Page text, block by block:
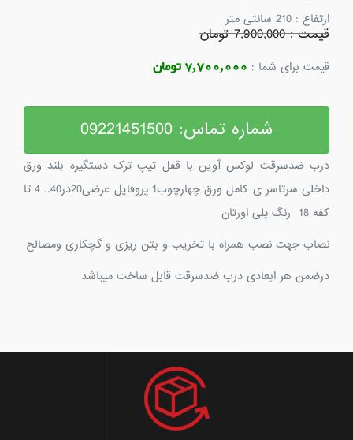
ارتفاع : 210 سانتی متر
قیمت : 7,900,000 تومان
قیمت برای شما : 7,700,000 تومان
شماره تماس: 09221451500
درب ضدسرقت لوکس آوین با قفل تیپ ترک دستگیره بلند ورق
داخلی سرتاسر ی کامل ورق چهارچوب1 پروفایل عرضی20در40.. 4 تا
کفه 18 رنگ پلی اورتان
نصاب جهت نصب همراه با تخریب و بتن ریزی و گچکاری ومصالح
درضمن هر ابعادی درب ضدسرقت قابل ساخت میباشد